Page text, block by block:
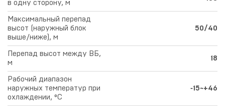
в одну сторону, м
Максимальный перепад
высот (наружный блок
выше/ниже), м
50/40
Перепад высот между ВБ,
м
18
Рабочий диапазон
наружных температур при
охлаждении, °С
‑15~+46